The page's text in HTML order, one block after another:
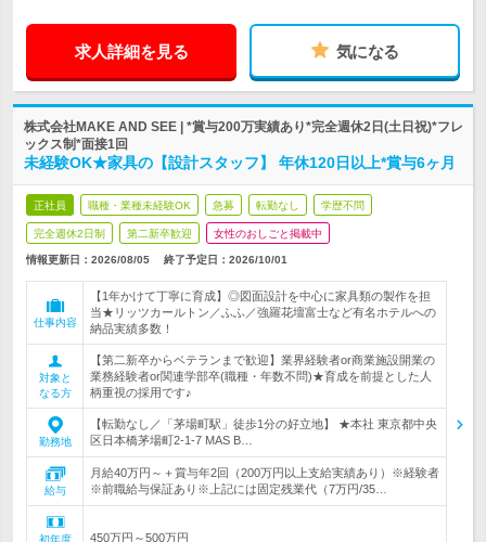
求人詳細を見る 気になる
株式会社MAKE AND SEE | *賞与200万実績あり*完全週休2日(土日祝)*フレ
ックス制*面接1回
未経験OK★家具の【設計スタッフ】 年休120日以上*賞与6ヶ月
正社員 職種・業種未経験OK 急募 転勤なし 学歴不問
完全週休2日制 第二新卒歓迎 女性のおしごと掲載中
情報更新日：2026/08/05 終了予定日： 2026/10/01
仕事内容
【1年かけて丁寧に育成】◎図面設計を中心に家具類の製作を担
当★リッツカールトン／ふふ／強羅花壇富士など有名ホテルへの
納品実績多数！
対象と
なる方
【第二新卒からベテランまで歓迎】業界経験者or商業施設開業の
業務経験者or関連学部卒(職種・年数不問)★育成を前提とした人
柄重視の採用です♪
勤務地
【転勤なし／「茅場町駅」徒歩1分の好立地】 ★本社 東京都中央
区日本橋茅場町2-1-7 MAS B…
給与
月給40万円～＋賞与年2回（200万円以上支給実績あり）※経験者
※前職給与保証あり※上記には固定残業代（7万円/35…
初年度
450万円～500万円